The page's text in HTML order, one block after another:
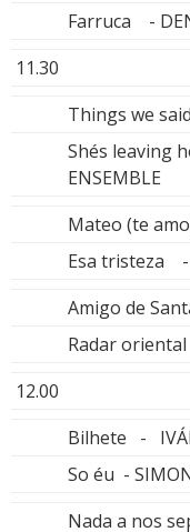
Farruca -
11.30
Things we
Shés leaving
ENSEMBLE
Mateo (te
Esa tristeza -
Amigo de
Radar oriental
12.00
Bilhete -
So éu -
Nada a nos